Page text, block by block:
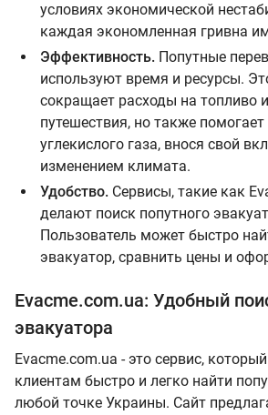
условиях экономической
каждая экономленная гривна
Эффективность. Попутные
используют время и ресурсы.
сокращает расходы на топливо
путешествия, но также
углекислого газа, внося свой
изменением климата.
Удобство. Сервисы, такие как
делают поиск попутного
Пользователь может быстро
эвакуатор, сравнить цены и
Evacme.com.ua: Удобный
эвакуатора
Evacme.com.ua - это сервис,
клиентам быстро и легко найти
любой точке Украины. Сайт